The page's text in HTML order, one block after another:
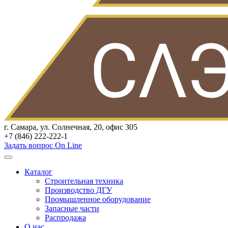
г. Самара, ул. Солнечная, 20, офис 305
+7 (846) 222-222-1
Задать вопрос On Line
Каталог
Строительная техника
Производство ДГУ
Промышленное оборудование
Запасные части
Распродажа